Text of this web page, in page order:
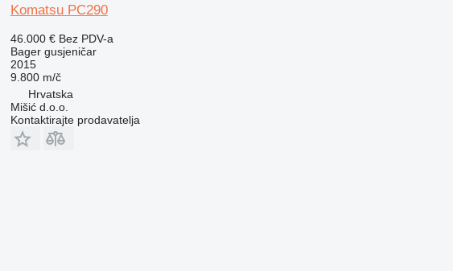
Komatsu PC290
46.000 € Bez PDV-a
Bager gusjeničar
2015
9.800 m/č
Hrvatska
Mišić d.o.o.
Kontaktirajte prodavatelja